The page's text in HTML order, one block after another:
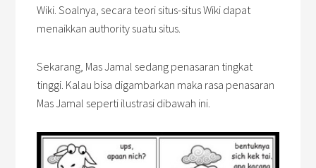
Wiki. Soalnya, secara teori situs-situs Wiki dapat
menaikkan authority suatu situs.
Sekarang, Mas Jamal sedang penasaran tingkat
tinggi. Kalau bisa digambarkan maka rasa penasaran
Mas Jamal seperti ilustrasi dibawah ini.